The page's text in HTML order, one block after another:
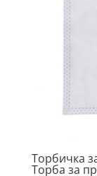
Торбичка
Торба за